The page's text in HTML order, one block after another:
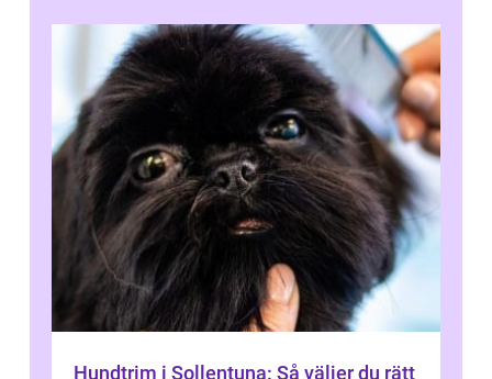
Hundtrim i Sollentuna: Så väljer du rätt